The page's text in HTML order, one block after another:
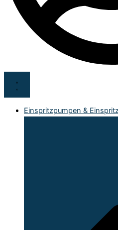
Einspritzpumpen &